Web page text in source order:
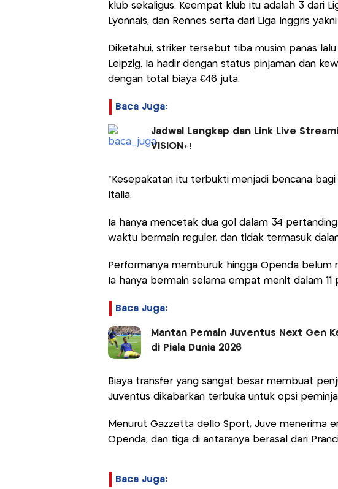
klub sekaligus. Keempat klub itu adalah 3 dari
Lyonnais, dan Rennes serta dari Liga Inggris
Diketahui, striker tersebut tiba musim panas
Leipzig. Ia hadir dengan status pinjaman dan
dengan total biaya €46 juta.
Baca Juga:
Jadwal Lengkap dan Link Live
VISION+!
"Kesepakatan itu terbukti menjadi bencana bagi
Italia.
Ia hanya mencetak dua gol dalam 34
waktu bermain reguler, dan tidak termasuk
Performanya memburuk hingga Openda
Ia hanya bermain selama empat menit dalam
Baca Juga:
Mantan Pemain Juventus Next Gen
di Piala Dunia 2026
Biaya transfer yang sangat besar membuat
Juventus dikabarkan terbuka untuk opsi
Menurut Gazzetta dello Sport, Juve menerima
Openda, dan tiga di antaranya berasal dari
Baca Juga: